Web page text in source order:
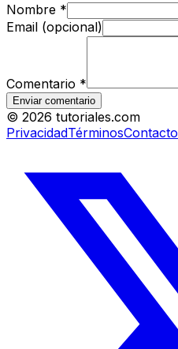
Nombre *
Email (opcional)
Comentario *
Enviar comentario
© 2026 tutoriales.com
PrivacidadTérminosContacto